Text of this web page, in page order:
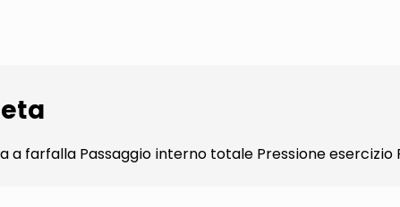
a farfalla Passaggio interno totale Pressione esercizio